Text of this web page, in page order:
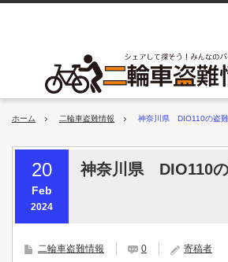
ホーム 二輪車盗難情報 神奈川県 DIO110の盗難
20
Feb
2024
神奈川県 DIO110
二輪車盗難情報 0 寄稿者